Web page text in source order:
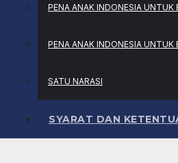
PENA ANAK INDONESIA UNTUK
PENA ANAK INDONESIA
SATU NARASI
SYARAT DAN